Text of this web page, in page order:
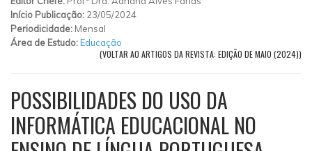
Início Publicação: 23/05/2024
Periodicidade: Mensal
Área de Estudo:Educação
(VOLTAR AO ARTIGOS DA REVISTA: EDIÇÃO DE MAIO (2024))
POSSIBILIDADES DO USO DA
INFORMÁTICA EDUCACIONAL NO